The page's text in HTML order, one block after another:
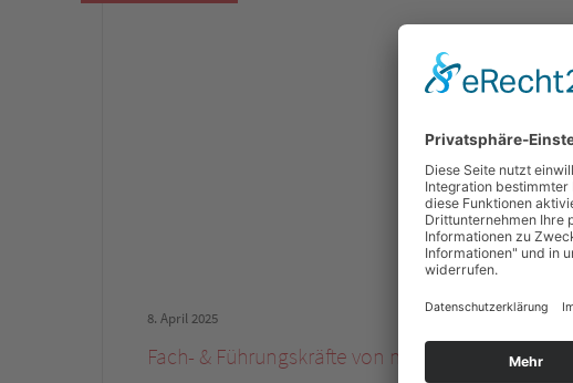
8. April 2025
Fach- & Führungskräfte von morgen